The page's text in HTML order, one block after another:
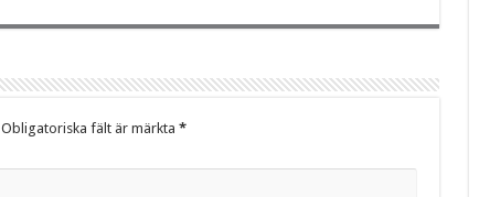
Obligatoriska fält är märkta *